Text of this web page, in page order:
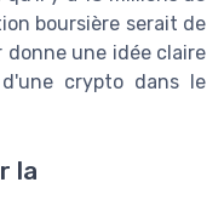
boursière serait de
donne une idée claire
crypto dans le
la